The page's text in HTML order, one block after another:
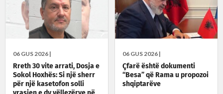
06 GUS 2026 |
Rreth 30 vite arrati, Dosja e
Sokol Hoxhës: Si një sherr
për një kasetofon solli
06 GUS 2026 |
Çfarë është dokumenti
“Besa” që Rama u propozoi
shqiptarëve